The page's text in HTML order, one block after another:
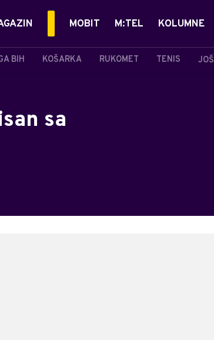
BIH KOŠARKA RUKOMET TENIS JOŠ
MOBIT M:TEL KOLUMNE
sa